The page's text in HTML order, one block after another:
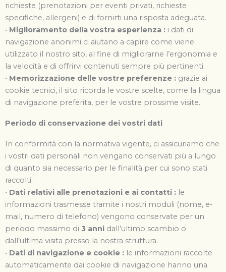
richieste (prenotazioni per eventi privati, richieste
specifiche, allergeni) e di fornirti una risposta adeguata.
• Miglioramento della vostra esperienza : i dati di
navigazione anonimi ci aiutano a capire come viene
utilizzato il nostro sito, al fine di migliorarne l’ergonomia e
la velocità e di offrirvi contenuti sempre più pertinenti.
• Memorizzazione delle vostre preferenze : grazie ai
cookie tecnici, il sito ricorda le vostre scelte, come la lingua
di navigazione preferita, per le vostre prossime visite.
Periodo di conservazione dei vostri dati
In conformità con la normativa vigente, ci assicuriamo che
i vostri dati personali non vengano conservati più a lungo
di quanto sia necessario per le finalità per cui sono stati
raccolti :
• Dati relativi alle prenotazioni e ai contatti : le
informazioni trasmesse tramite i nostri moduli (nome, e-
mail, numero di telefono) vengono conservate per un
periodo massimo di 3 anni dall’ultimo scambio o
dall’ultima visita presso la nostra struttura.
• Dati di navigazione e cookie : le informazioni raccolte
automaticamente dai cookie di navigazione hanno una